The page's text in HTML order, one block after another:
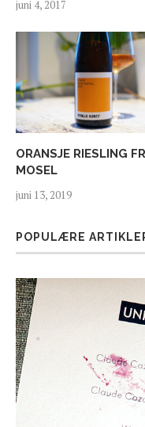
juni 4, 2017
ORANSJE RIESLING
MOSEL
juni 13, 2019
POPULÆRE